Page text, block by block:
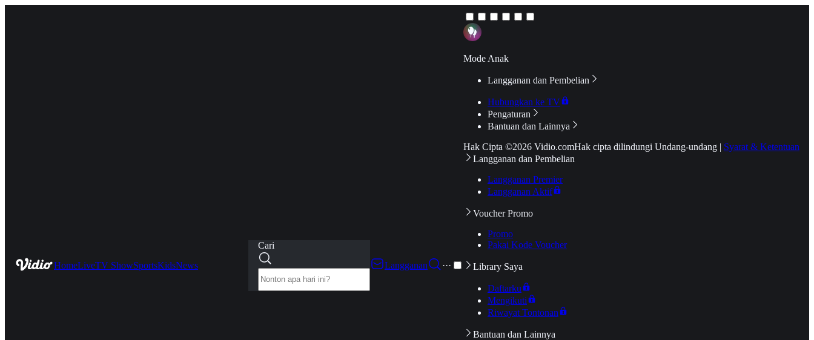
HomeLiveTV ShowSportsKidsNews
Cari
Langganan
···
Mode Anak
Langganan dan Pembelian
Hubungkan ke TV
Pengaturan
Bantuan dan Lainnya
Hak Cipta ©2026 Vidio.comHak cipta dilindungi Undang-undang | Syarat & Ketentuan
Langganan dan Pembelian
Langganan Premier
Langganan Aktif
Voucher Promo
Promo
Pakai Kode Voucher
Library Saya
Daftarku
Mengikuti
Riwayat Tontonan
Bantuan dan Lainnya